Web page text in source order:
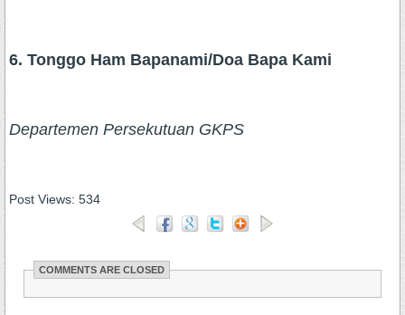
6. Tonggo Ham Bapanami/Doa Bapa Kami
Departemen Persekutuan GKPS
Post Views: 534
COMMENTS ARE CLOSED